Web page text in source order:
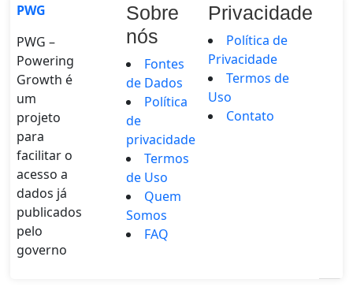
PWG
PWG –
Powering
Growth é
um
projeto
para
facilitar o
acesso a
dados já
publicados
pelo
governo
Sobre
nós
Fontes
de Dados
Política
de
privacidade
Termos
de Uso
Quem
Somos
FAQ
Privacidade
Política de
Privacidade
Termos de
Uso
Contato